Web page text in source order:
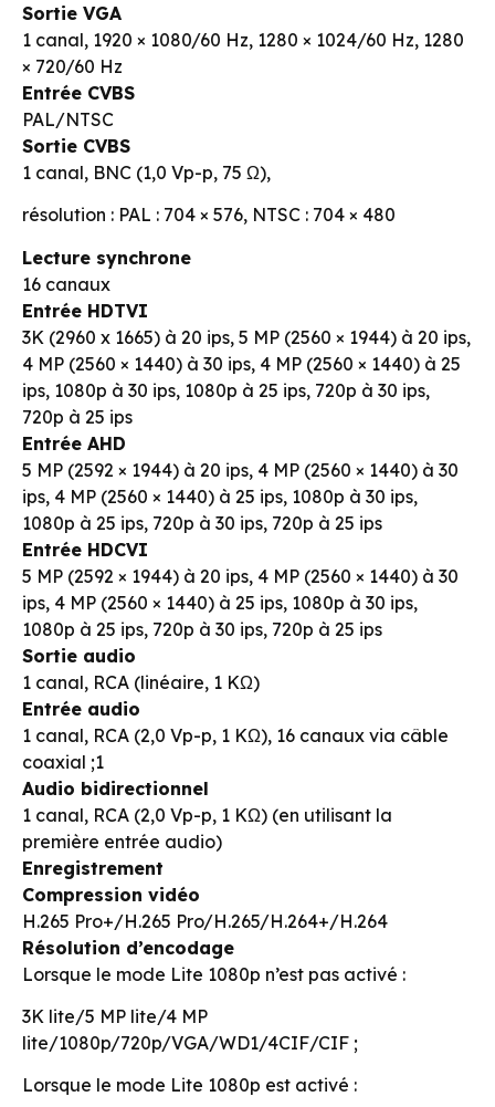
Sortie VGA
1 canal, 1920 × 1080/60 Hz, 1280 × 1024/60 Hz, 1280
× 720/60 Hz
Entrée CVBS
PAL/NTSC
Sortie CVBS
1 canal, BNC (1,0 Vp-p, 75 Ω),
résolution : PAL : 704 × 576, NTSC : 704 × 480
Lecture synchrone
16 canaux
Entrée HDTVI
3K (2960 x 1665) à 20 ips, 5 MP (2560 × 1944) à 20 ips,
4 MP (2560 × 1440) à 30 ips, 4 MP (2560 × 1440) à 25
ips, 1080p à 30 ips, 1080p à 25 ips, 720p à 30 ips,
720p à 25 ips
Entrée AHD
5 MP (2592 × 1944) à 20 ips, 4 MP (2560 × 1440) à 30
ips, 4 MP (2560 × 1440) à 25 ips, 1080p à 30 ips,
1080p à 25 ips, 720p à 30 ips, 720p à 25 ips
Entrée HDCVI
5 MP (2592 × 1944) à 20 ips, 4 MP (2560 × 1440) à 30
ips, 4 MP (2560 × 1440) à 25 ips, 1080p à 30 ips,
1080p à 25 ips, 720p à 30 ips, 720p à 25 ips
Sortie audio
1 canal, RCA (linéaire, 1 KΩ)
Entrée audio
1 canal, RCA (2,0 Vp-p, 1 KΩ), 16 canaux via câble
coaxial ;1
Audio bidirectionnel
1 canal, RCA (2,0 Vp-p, 1 KΩ) (en utilisant la
première entrée audio)
Enregistrement
Compression vidéo
H.265 Pro+/H.265 Pro/H.265/H.264+/H.264
Résolution d’encodage
Lorsque le mode Lite 1080p n’est pas activé :
3K lite/5 MP lite/4 MP
lite/1080p/720p/VGA/WD1/4CIF/CIF ;
Lorsque le mode Lite 1080p est activé :